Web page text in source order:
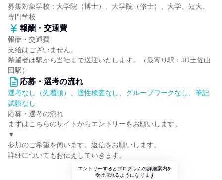
募集対象学校：大学院（博士）、大学院（修士）、大学、短大、
専門学校
報酬・交通費
報酬・交通費
支給はございません。
希望者は駅から当社まで送迎いたします。（最寄り駅：JR土佐山
田駅）
応募・選考の流れ
選考なし（先着順）、適性検査なし、グループワークなし、筆記
試験なし
応募・選考の流れ
まずはこちらのサイトからエントリーをお願いします。
▼
参加のご希望を伺います。返信をお願いします。
詳細についてもお伝えしていきます。
エントリーするとプログラムの詳細案内を
受け取れるようになります